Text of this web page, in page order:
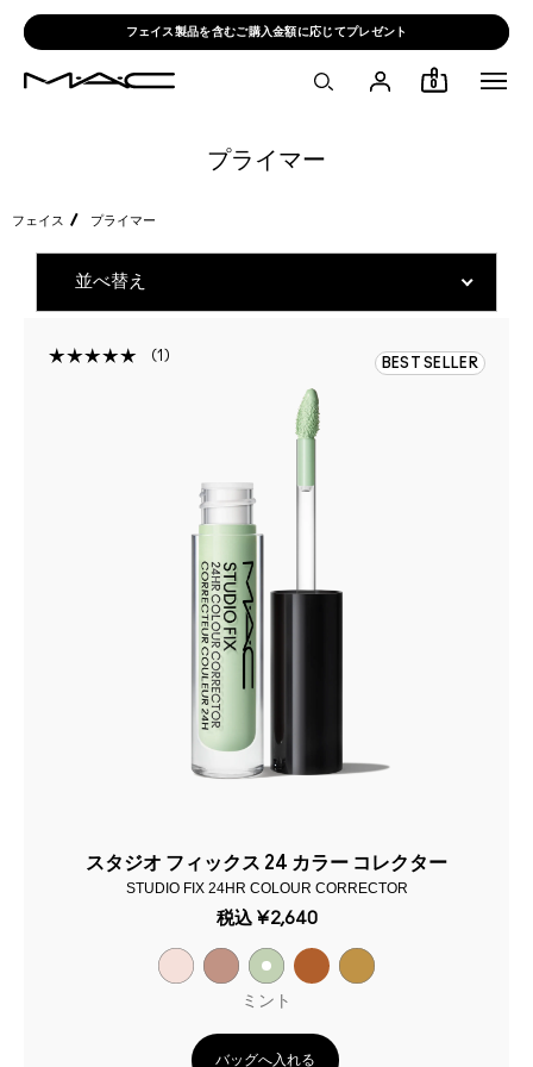
フェイス製品を含むご購入金額に応じてプレゼント
0
プライマー
フェイス プライマー
1 BEST SELLER
スタジオ フィックス 24 カラー コレクター
STUDIO FIX 24HR COLOUR CORRECTOR
税込 ¥2,640
ミント
バッグへ入れる